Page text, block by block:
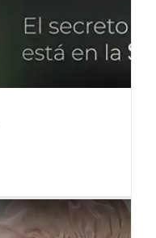
exposición